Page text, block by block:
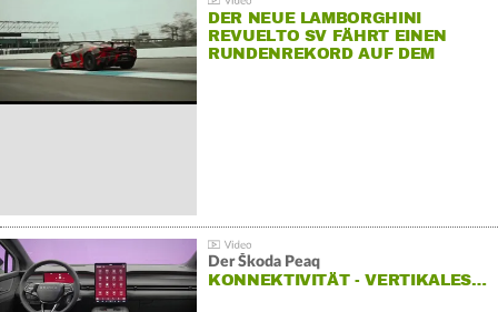
DER NEUE LAMBORGHINI
REVUELTO SV FÄHRT EINEN
RUNDENREKORD AUF DEM
Der Škoda Peaq
KONNEKTIVITÄT - VERTIKALES…